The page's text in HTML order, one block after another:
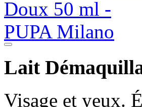
Lait
Visage et yeux.